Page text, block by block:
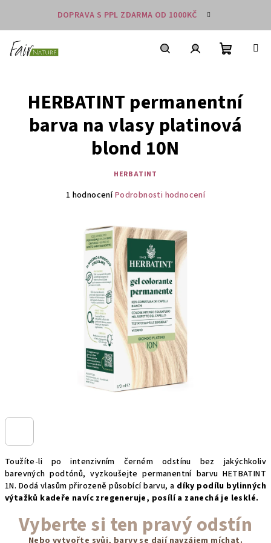
obsah
DOPRAVA S PPL ZDARMA OD 1000KČ
Nákupní
Toužíte-li po intenzivním černém odstínu bez jakýchkoliv
barevných podtónů, vyzkoušejte permanentní barvu HETBATINT
1N. Dodá vlasům přirozeně působící barvu, a díky podílu bylinných
výtažků kadeře navíc zregeneruje, posílí a zanechá je lesklé.
Vybertesi ten pravý odstín
Nebo vytvořte svůj, barvy se dají navzájem míchat.
HERBATINT permanentní
barva na vlasy platinová
blond 10N
HERBATINT
Průměrné
hvězdiček.
1 hodnoceníPodrobnosti hodnocení